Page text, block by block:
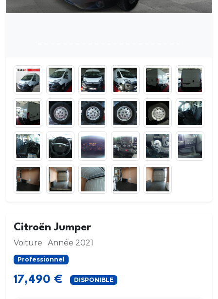
Citroën Jumper
Voiture · Année 2021
Professionnel
17,490 € DISPONIBLE